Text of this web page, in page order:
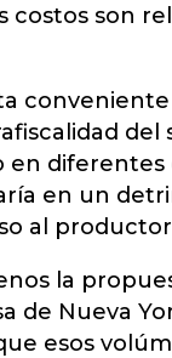
costos son
conveniente
del
diferentes
en un
al
la
de Nueva
esos